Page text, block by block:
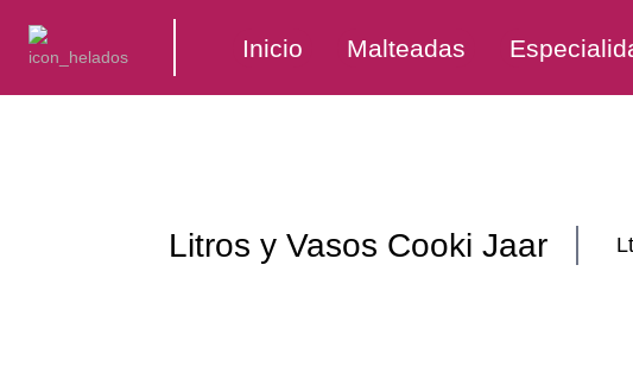
Inicio Malteadas
Litros y Vasos Cooki Jaar